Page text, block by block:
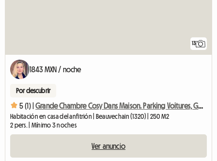
13
1843 MXN / noche
Por descubrir
5 (1) | Grande Chambre Cosy Dans Maison. Parking Voitures, Gd Jardin
Habitación en casa del anfitrión | Beauvechain (1320) | 250 M2
2 pers. | Mínimo 3 noches
Ver anuncio